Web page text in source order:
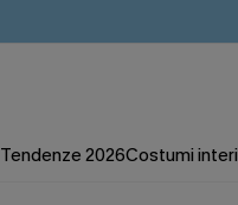
Tendenze 2026Costumi interi